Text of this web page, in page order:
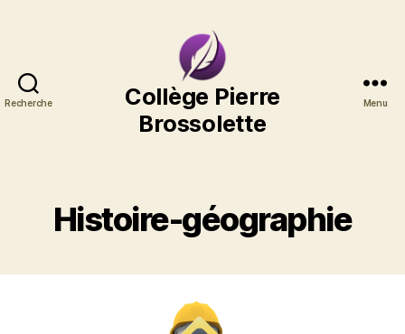
Recherche
Collège
Pierre
Brossolette
Collège Pierre
Brossolette
Menu
Histoire-géographie